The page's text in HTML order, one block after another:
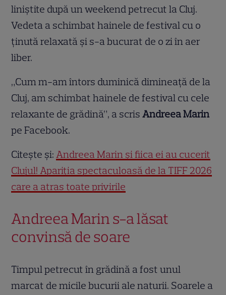
liniștite după un weekend petrecut la Cluj.
Vedeta a schimbat hainele de festival cu o
ținută relaxată și s-a bucurat de o zi în aer
liber.
„Cum m-am întors duminică dimineață de la
Cluj, am schimbat hainele de festival cu cele
relaxante de grădină”, a scrisAndreea Marin
pe Facebook.
Citește și:Andreea Marin și fiica ei au cucerit
Clujul! Apariția spectaculoasă de la TIFF 2026
care a atras toate privirile
Andreea Marin s-a lăsat
convinsă de soare
Timpul petrecut în grădină a fost unul
marcat de micile bucurii ale naturii. Soarele a